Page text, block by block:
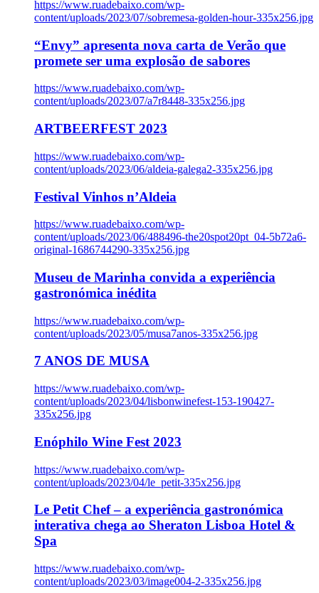
https://www.ruadebaixo.com/wp-
content/uploads/2023/07/sobremesa-golden-hour-335x256.jpg
“Envy” apresenta nova carta de Verão que
promete ser uma explosão de sabores
https://www.ruadebaixo.com/wp-
content/uploads/2023/07/a7r8448-335x256.jpg
ARTBEERFEST 2023
https://www.ruadebaixo.com/wp-
content/uploads/2023/06/aldeia-galega2-335x256.jpg
Festival Vinhos n’Aldeia
https://www.ruadebaixo.com/wp-
content/uploads/2023/06/488496-the20spot20pt_04-5b72a6-
original-1686744290-335x256.jpg
Museu de Marinha convida a experiência
gastronómica inédita
https://www.ruadebaixo.com/wp-
content/uploads/2023/05/musa7anos-335x256.jpg
7 ANOS DE MUSA
https://www.ruadebaixo.com/wp-
content/uploads/2023/04/lisbonwinefest-153-190427-
335x256.jpg
Enóphilo Wine Fest 2023
https://www.ruadebaixo.com/wp-
content/uploads/2023/04/le_petit-335x256.jpg
Le Petit Chef – a experiência gastronómica
interativa chega ao Sheraton Lisboa Hotel &
Spa
https://www.ruadebaixo.com/wp-
content/uploads/2023/03/image004-2-335x256.jpg